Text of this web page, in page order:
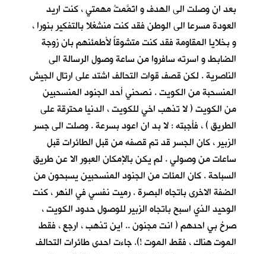
بعد ان وصلت الى الهدف و اتَمَّمتُ مهمتي ، كنت اريد
العودة مسرعا الى الوطن فقد كنت منشغلا بالتفكير بنورا ،
و بخلايا المقاومة فقد كنت متشوقاً لأطمئنهم بان زوجة
الضابط و اسرته سافروا من ساعة وصول الرسالة الى
الناصرية . لكن قصف قوات التحالف اشتد على ارتال الجيش
المنسحبة من الكويت . نصحني أحد الجنود المنسحبين
من الكويت ( لا تذهب اخي للكويت ، الدنيا محترقة على
الطريق ) ، فأجبته : لا بد ان اعود بسرعة . وصلت الى جسر
الزبير ، كان الجسر قد تم قصفه من قبل الطائرات قبل
ساعات من وصولي . لم يكن بالإمكان العبور الا عن طريق
السباحة . كان المئات من الجنود المنسحبين يسبحون من
الضفة الاخرى باتجاه البصرة . رميت نفسي في النهر ، كنت
الوحيد الذي اسبح باتجاه الزبير للوصول حدود الكويت ،
صرخ بي احدهم ( انت مجنون .. اين تذهب ، ارجع ، فقط
الموت هناك ، فقط الموت !). جاءت احدى طائرات التحالف